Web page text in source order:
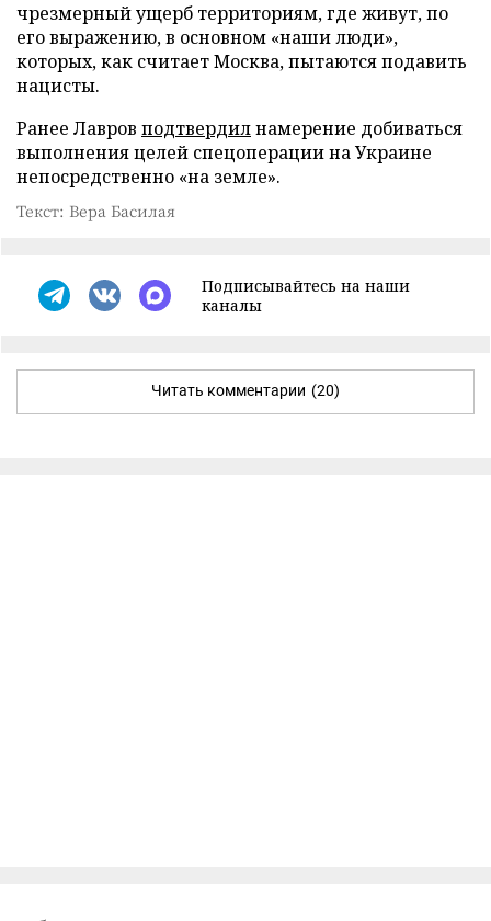
чрезмерный ущерб территориям, где живут, по
его выражению, в основном «наши люди»,
которых, как считает Москва, пытаются подавить
нацисты.
Ранее Лавров подтвердилнамерение добиваться
выполнения целей спецоперации на Украине
непосредственно «на земле».
Текст: Вера Басилая
Подписывайтесь на наши
каналы
Читать комментарии (20)